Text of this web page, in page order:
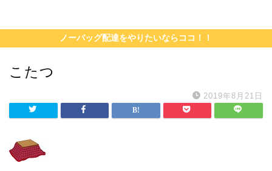
ノーバッグ配達をやりたいならココ！！
こたつ
2019年8月21日